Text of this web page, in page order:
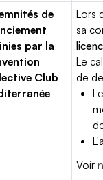
de
par la
Club
Lors
sa
Le
de
Voir